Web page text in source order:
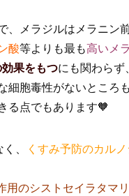
、メラジルはメラニン
酸等よりも最も高いメ
果をもつにも関わら
細胞毒性がないところ
る点でもあります🧡
、
くすみ予防のカル
用のシストセイラタマ